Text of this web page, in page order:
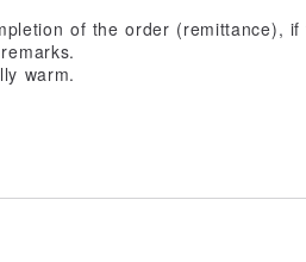
of the order (remittance),
warm.